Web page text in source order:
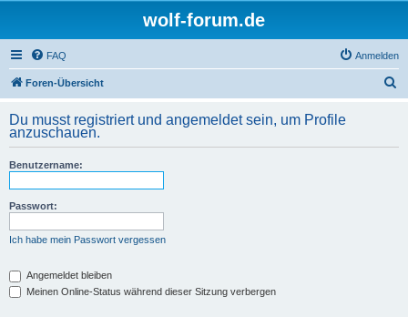
wolf-forum.de
FAQ Anmelden
Foren-Übersicht
h
Du musst registriert und angemeldet sein, um Profile
anzuschauen.
Benutzername:
Passwort:
Ich habe mein Passwort vergessen
Angemeldet bleiben
Meinen Online-Status während dieser Sitzung verbergen